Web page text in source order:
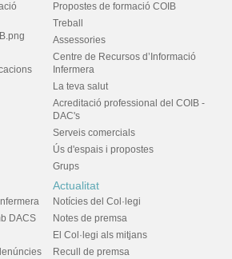
Propostes de formació COIB
Treball
Assessories
Centre de Recursos d’Informació
Infermera
La teva salut
Acreditació professional del COIB -
DAC's
Serveis comercials
Ús d'espais i propostes
Grups
DACS
Actualitat
Notícies del Col·legi
Notes de premsa
El Col·legi als mitjans
Recull de premsa